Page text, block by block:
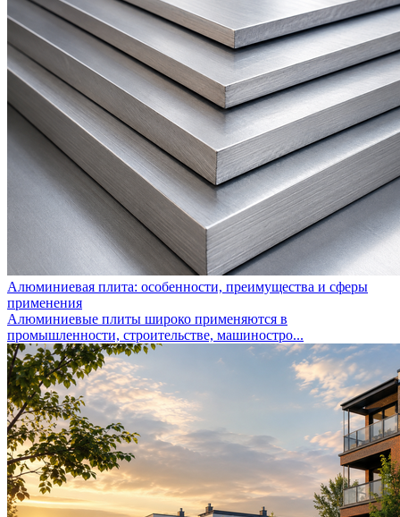
Алюминиевая плита: особенности, преимущества и сферы
применения
Алюминиевые плиты широко применяются в
промышленности, строительстве, машиностро...